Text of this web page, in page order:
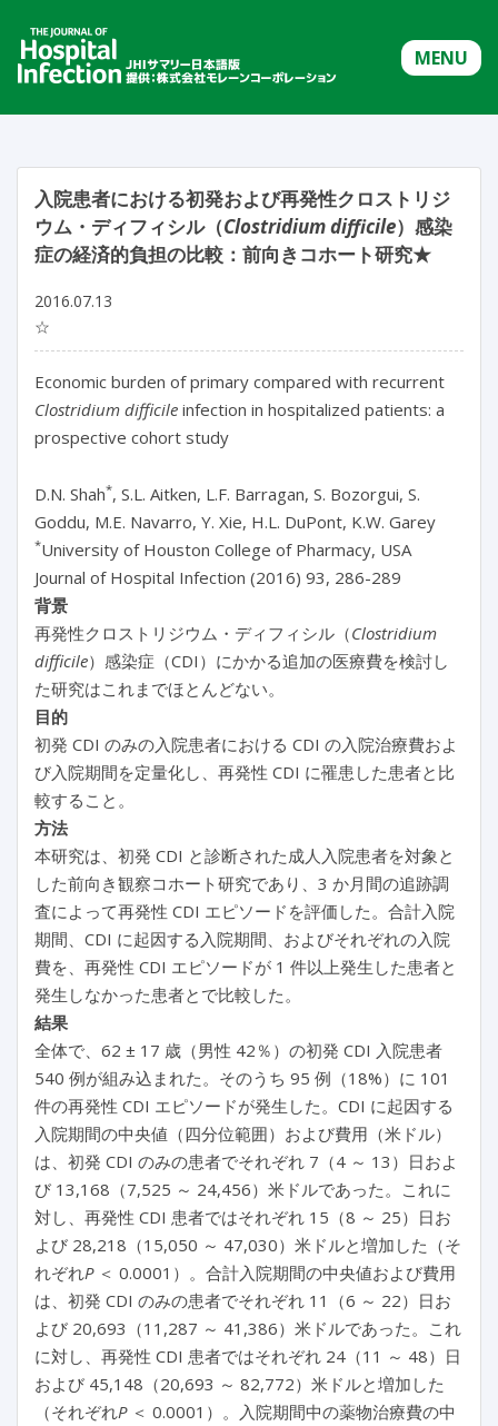
MENU
入院患者における初発および再発性クロストリジ
ウム・ディフィシル（Clostridium difficile）感染
症の経済的負担の比較：前向きコホート研究★
2016.07.13
☆
Economic burden of primary compared with recurrent
Clostridium difficile infection in hospitalized patients: a
prospective cohort study
D.N. Shah*, S.L. Aitken, L.F. Barragan, S. Bozorgui, S.
Goddu, M.E. Navarro, Y. Xie, H.L. DuPont, K.W. Garey
*University of Houston College of Pharmacy, USA
Journal of Hospital Infection (2016) 93, 286-289
背景
再発性クロストリジウム・ディフィシル（Clostridium
difficile）感染症（CDI）にかかる追加の医療費を検討し
た研究はこれまでほとんどない。
目的
初発 CDI のみの入院患者における CDI の入院治療費およ
び入院期間を定量化し、再発性 CDI に罹患した患者と比
較すること。
方法
本研究は、初発 CDI と診断された成人入院患者を対象と
した前向き観察コホート研究であり、3 か月間の追跡調
査によって再発性 CDI エピソードを評価した。合計入院
期間、CDI に起因する入院期間、およびそれぞれの入院
費を、再発性 CDI エピソードが 1 件以上発生した患者と
発生しなかった患者とで比較した。
結果
全体で、62 ± 17 歳（男性 42％）の初発 CDI 入院患者
540 例が組み込まれた。そのうち 95 例（18%）に 101
件の再発性 CDI エピソードが発生した。CDI に起因する
入院期間の中央値（四分位範囲）および費用（米ドル）
は、初発 CDI のみの患者でそれぞれ 7（4 ～ 13）日およ
び 13,168（7,525 ～ 24,456）米ドルであった。これに
対し、再発性 CDI 患者ではそれぞれ 15（8 ～ 25）日お
よび 28,218（15,050 ～ 47,030）米ドルと増加した（そ
れぞれP＜ 0.0001）。合計入院期間の中央値および費用
は、初発 CDI のみの患者でそれぞれ 11（6 ～ 22）日お
よび 20,693（11,287 ～ 41,386）米ドルであった。これ
に対し、再発性 CDI 患者ではそれぞれ 24（11 ～ 48）日
および 45,148（20,693 ～ 82,772）米ドルと増加した
（それぞれP＜ 0.0001）。入院期間中の薬物治療費の中